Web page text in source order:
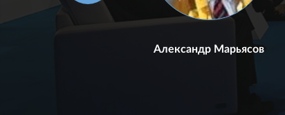
Александр Марьясов